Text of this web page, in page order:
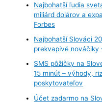
Najbohatší ľudia
miliárd dolárov a
Forbes
Najbohatší Slováci
prekvapivé nováčiky
SMS pôžičky na
15 minút – výhody,
poskytovateľov
Účet zadarmo na